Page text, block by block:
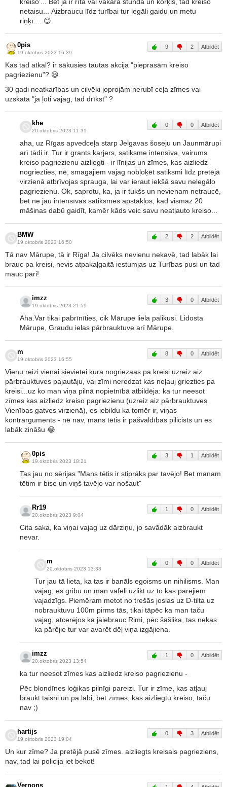
netaisu... Aizbraucu līdz turībai tur legāli gaidu un metu
riņķī.... 😊
0pis
19.oktobris 2023 16:39
9 2 Atbildēt
Kas tad atkal? ir sākusies tautas akcija "pieprasām kreiso
pagriezienu"? 😃
30 gadi neatkarības un cilvēki joprojām nerubī ceļa zīmes vai
uzskata "ja ļoti vajag, tad drīkst" ?
khe
20.oktobris 2023 11:31
0 0 Atbildēt
aha, uz Rīgas apvedceļa starp Jelgavas šoseju un Jaunmārupi
arī tādi ir. Tur ir grants karjers, satiksme intensīva, vairums
kreiso pagriezienu aizliegti - ir līnijas un zīmes, kas aizliedz
nogriezties, nē, smagajiem vajag nobļoķēt satiksmi līdz pretējā
virzienā atbrīvojas sprauga, lai var ieraut iekšā savu nelegālo
pagriezienu. Ok, saprotu, ka, ja ir tukšs un nevienam netraucē,
bet ne jau intensīvas satiksmes apstākļos, kad vismaz 20
māšinas dabū gaidīt, kamēr kāds veic savu neatļauto kreiso...
BMW
19.oktobris 2023 16:50
2 2 Atbildēt
Tā nav Mārupe, tā ir Rīga! Ja cilvēks nevienu nekavē, tad labāk lai
brauc pa kreisi, nevis atpakaļgaitā iestumjas uz Turības pusi un tad
mauc pāri!
imzz
19.oktobris 2023 21:59
3 0 Atbildēt
Aha.Var tikai pabrīnīties, cik Mārupe liela palikusi. Lidosta
Mārupe, Graudu ielas pārbrauktuve arī Mārupe.
m
19.oktobris 2023 16:55
8 0 Atbildēt
Vienu reizi vienai sievietei kura nogriezaas pa kreisi uzreiz aiz
pārbrauktuves pajautāju, vai zīmi neredzat kas neļauj griezties pa
kreisi...uz ko man viņa pilnā nopietnībā atbildēja: ka tur neesot
zīmes kas aizliedz kreiso pagriezienu (uzreiz aiz pārbrauktuves
Vienības gatves virzienā), es iebildu ka tomēr ir, viņas
kontrarguments - nē nav, mans tētis ir pašvaldības pilicists un es
labāk zināšu 😂
0pis
19.oktobris 2023 18:21
3 1 Atbildēt
Tas jau no sērijas "Mans tētis ir stiprāks par tavējo! Bet manam
tētim ir bise un viņš tavējo var nošaut"
Rr19
20.oktobris 2023 9:04
1 0 Atbildēt
Cita saka, ka viņai vajag uz dārziņu, jo savādāk aizbraukt
nevar.
m
20.oktobris 2023 13:33
0 0 Atbildēt
Tur jau tā lieta, ka tas ir banāls egoisms un nihilisms. Man
vajag, es gribu un man vafeli uzlikt uz to kas pārējiem
vajadzīgs. Piemēram metot no trešās joslas uz D-tilta uz
nobrauktuvu 100m pirms tās, tikai tāpēc ka man taču
vajag, atcerējos ka jāiebrauc Rimi, pēc šašlika, tas nekas
ka pārējie tur var avarēt dēļ viņa izgājiena.
imzz
20.oktobris 2023 13:54
1 0 Atbildēt
ka tur neesot zīmes kas aizliedz kreiso pagriezienu -
Pēc blondīnes loģikas pilnīgi pareizi. Tur ir zīme, kas atļauj
braukt taisni un pa labi, bet zīmes, kas aizliegtu kreiso, taču
nav ;)
hartijs
19.oktobris 2023 19:04
0 3 Atbildēt
Un kur zīme? Ja pretējā pusē zīmes. aizliegts kreisais pagrieziens,
nav, tad lai policija iet bekot!
Vernons